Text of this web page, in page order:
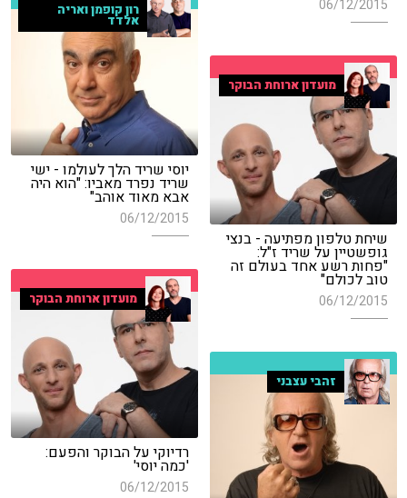
06/12/2015 רון קופמן ואריה
אלדד
יוסי שריד הלך לעולמו - ישי
שריד נפרד מאביו: "הוא היה
אבא מאוד אוהב"
06/12/2015
מועדון ארוחת הבוקר
שיחת טלפון מפתיעה - בנצי
גופשטיין על שריד ז"ל:
"פחות רשע אחד בעולם זה
טוב לכולם"
06/12/2015 מועדון ארוחת הבוקר
רדיוקי על הבוקר והפעם:
'כמה יוסי'
06/12/2015
זהבי עצבני